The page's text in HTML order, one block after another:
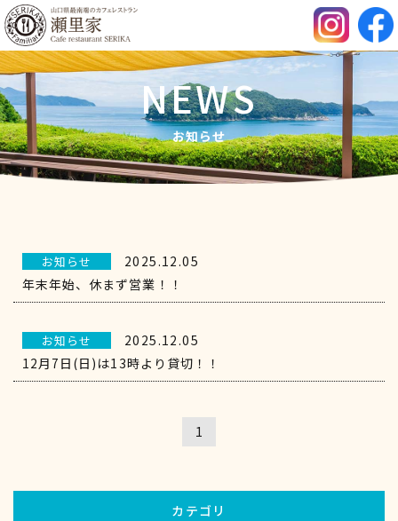
NEWS
お知らせ
お知らせ
2025.12.05
年末年始、休まず営業！！
お知らせ
2025.12.05
12月7日(日)は13時より貸切！！
1
カテゴリ